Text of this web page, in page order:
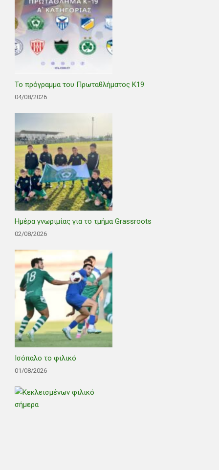
Το πρόγραμμα του Πρωταθλήματος Κ19
04/08/2026
Ημέρα γνωριμίας για το τμήμα Grassroots
02/08/2026
Ισόπαλο το φιλικό
01/08/2026